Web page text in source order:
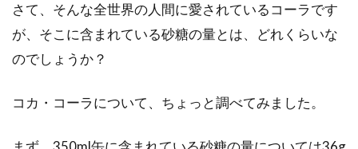
突然ですが、皆さんは「味噌豚丼」をご存知で
しょうか？秩父の名物として有名で、味噌で味
を付けた...
インのおすすめレシピは？
さて、そんな全世界の人間に愛されているコーラです
が、そこに含まれている砂糖の量とは、どれくらいな
のでしょうか？
コカ・コーラについて、ちょっと調べてみました。